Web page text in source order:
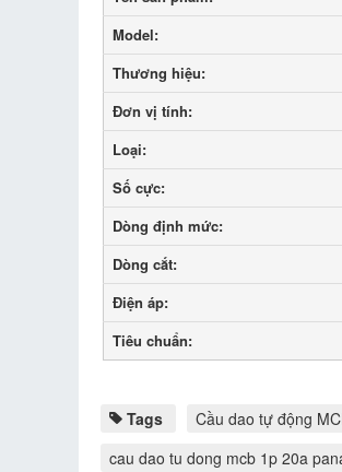
Model:
Thương hiệu:
Đơn vị tính:
Loại:
Số cực:
Dòng định mức:
Dòng cắt:
Điện áp:
Tiêu chuẩn:
Tags Cầu dao tự động
cau dao tu dong mcb 1p 20a